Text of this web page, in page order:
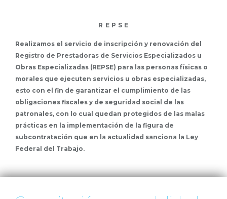
R E P S E
Realizamos el servicio de inscripción y renovación del
Registro de Prestadoras de Servicios Especializados u
Obras Especializadas (REPSE) para las personas físicas o
morales que ejecuten servicios u obras especializadas,
esto con el fin de garantizar el cumplimiento de las
obligaciones fiscales y de seguridad social de las
patronales, con lo cual quedan protegidos de las malas
prácticas en la implementación de la figura de
subcontratación que en la actualidad sanciona la Ley
Federal del Trabajo.